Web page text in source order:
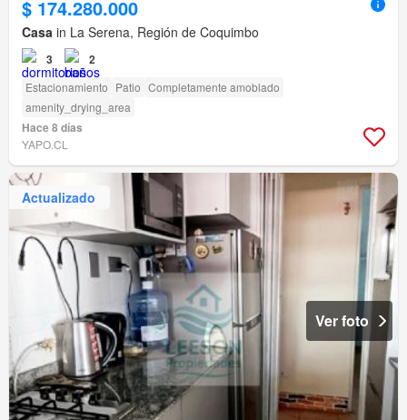
$ 174.280.000
Casa in La Serena, Región de Coquimbo
3 2
Estacionamiento Patio Completamente amoblado
amenity_drying_area
Hace 8 días
YAPO.CL
Actualizado
Ver foto